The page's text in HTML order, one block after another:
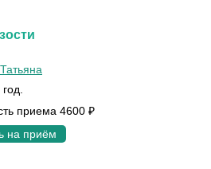
приема 4600 ₽
на приём